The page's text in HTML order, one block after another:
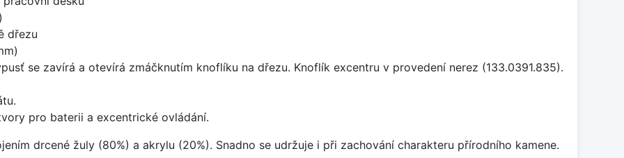
dřezu
se zavírá a otevírá zmáčknutím knoflíku na dřezu. Knoflík excentru v provedení nerez (133.0391.835).
pro baterii a excentrické ovládání.
drcené žuly (80%) a akrylu (20%). Snadno se udržuje i při zachování charakteru přírodního kamene.